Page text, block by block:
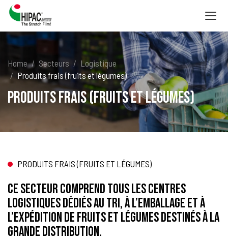
Home Secteurs
Logistique
Produits frais (fruits et légumes)
Produits frais (fruits et légumes)
PRODUITS FRAIS (FRUITS ET LÉGUMES)
Ce secteur comprend tous les centres
logistiques dédiés au tri, à l’emballage et à
l’expédition de fruits et légumes destinés à la
grande distribution.